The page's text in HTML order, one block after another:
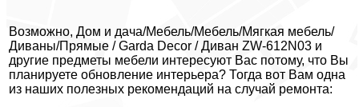
Возможно, Дом и дача/Мебель/Мебель/Мягкая мебель/
Диваны/Прямые / Garda Decor / Диван ZW-612N03 и
другие предметы мебели интересуют Вас потому, что Вы
планируете обновление интерьера? Тогда вот Вам одна
из наших полезных рекомендаций на случай ремонта: